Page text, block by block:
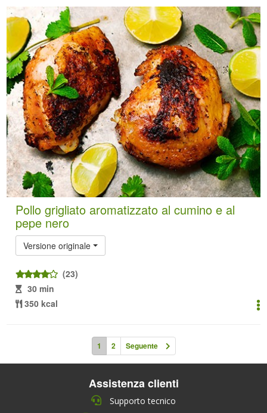
Pollo grigliato aromatizzato al cumino e al
pepe nero
Versione originale
(23)
30 min
350 kcal
1 2 Seguente
Assistenza clienti
Supporto tecnico